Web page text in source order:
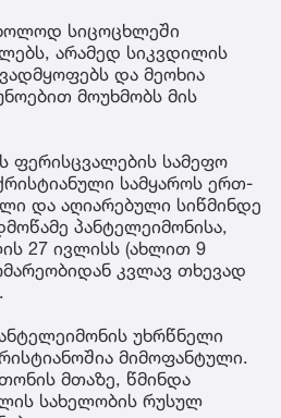
სიცოცხლეში
არამედ სიკვდილის
და მეოხია
მოუხმობს მის
ფერისცვალების სამეფო
სამყაროს ერთ-
და აღიარებული სიწმინდე
პანტელეიმონისა,
27 ივლისს (ახლით 9
კვლავ თხევად
უხრწნელი
მიმოფანტული.
მთაზე, წმინდა
სახელობის რუსულ